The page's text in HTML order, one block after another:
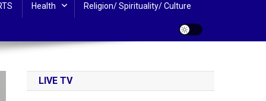
Health Religion/ Spirituality/ Culture
LIVE TV